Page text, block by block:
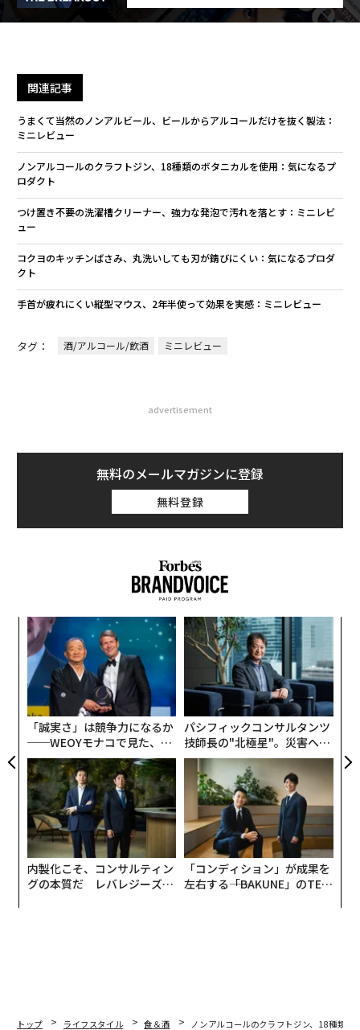
関連記事
うまくて当然のノンアルビール、ビールからアルコールだけを抜く製法：
ミニレビュー
ノンアルコールのクラフトジン、18種類のボタニカルを使用：気になるプ
ロダクト
つけ置き不要の洗濯槽クリーナー、強力な発泡で汚れを落とす：ミニレビ
ュー
コクヨのキッチンばさみ、丸洗いしても刃が錆びにくい：気になるプロダ
クト
手首が疲れにくい縦型マウス、2年半使って効果を実感：ミニレビュー
タグ： 酒/アルコール/飲酒 ミニレビュー
advertisement
無料のメールマガジンに登録
無料登録
「誠実さ」は競争力になるか
──WEOYモナコで見た、く
ら寿司の経営哲学
パシフィックコンサルタンツ
技師長の"北極星"。災害への
無力感を乗り越え見つけた、
防災一筋20年の答え
内製化こそ、コンサルティン
グの本質だ レバレジーズが
「コンディション」が成果を
左右する――「BAKUNE」のTEN
トップ ライフスタイル 食＆酒 ノンアルコールのクラフトジン、18種類